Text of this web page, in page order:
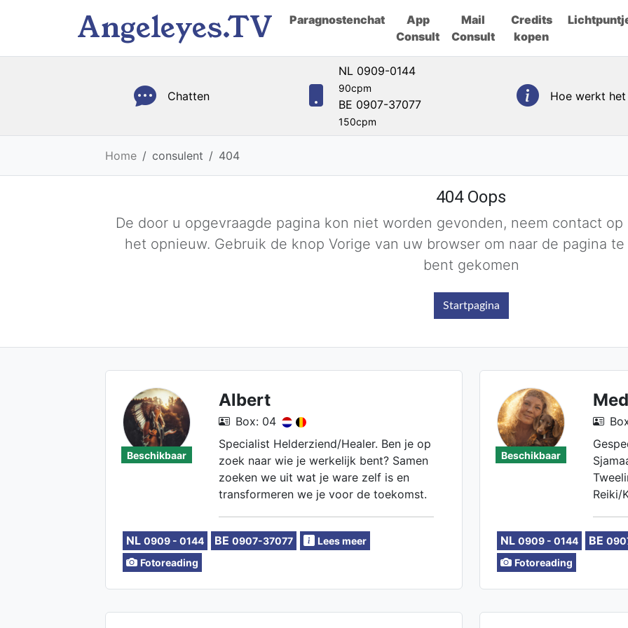
Angeleyes.TV Paragnostenchat
App
Consult
Mail
Consult
Credits
kopen
Chatten
NL 0909-0144
90cpm
BE 0907-37077
150cpm
Hoe werkt het
Home consulent 404
404 Oops
De door u opgevraagde pagina kon niet worden gevonden, neem contact
het opnieuw. Gebruik de knop Vorige van uw browser om naar de pagina
bent gekomen
Startpagina
Beschikbaar
Albert
Box: 04
Specialist Helderziend/Healer. Ben je op
zoek naar wie je werkelijk bent? Samen
zoeken we uit wat je ware zelf is en
transformeren we je voor de toekomst.
NL 0909 - 0144 BE 0907-37077
Lees meer
Fotoreading
Beschikbaar
Reiki/
bij mij
NL 0909 - 0144 BE
Fotoreading